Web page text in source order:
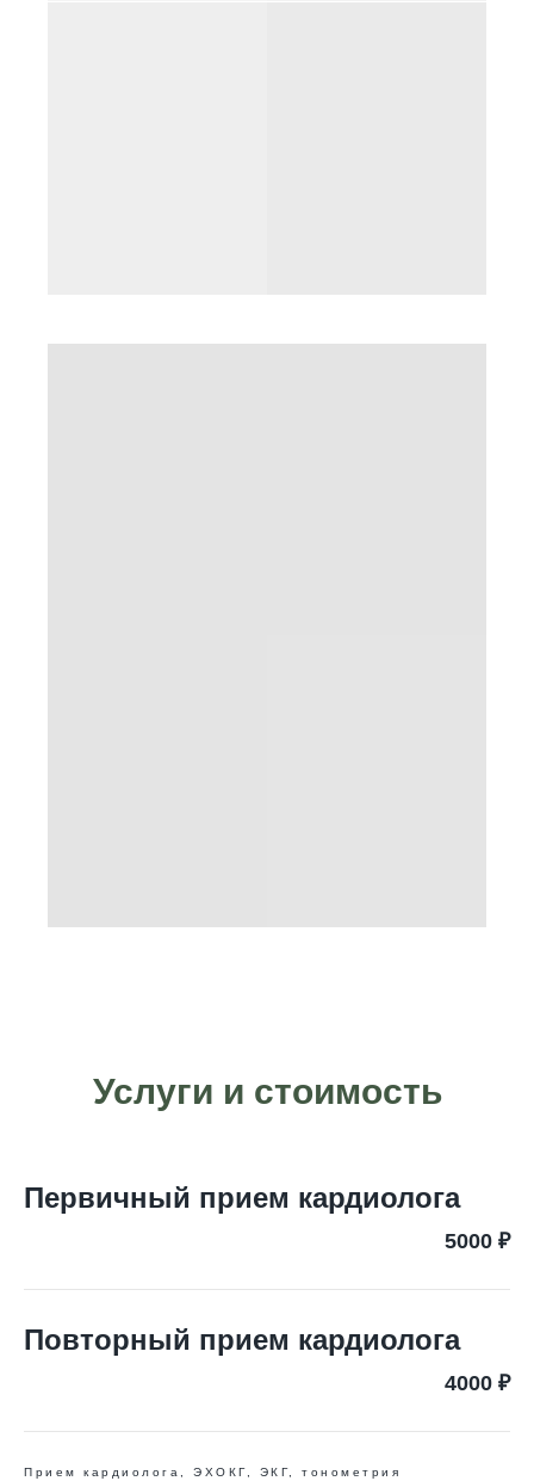
Услуги и стоимость
Первичный прием кардиолога
5000 ₽
Повторный прием кардиолога
4000 ₽
Прием кардиолога, ЭХОКГ, ЭКГ, тонометрия